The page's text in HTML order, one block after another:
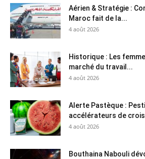
Aérien & Stratégie :
Maroc fait de la...
4 août 2026
Historique : Les
marché du travail...
4 août 2026
Alerte Pastèque :
accélérateurs de
4 août 2026
Bouthaina Nabouli